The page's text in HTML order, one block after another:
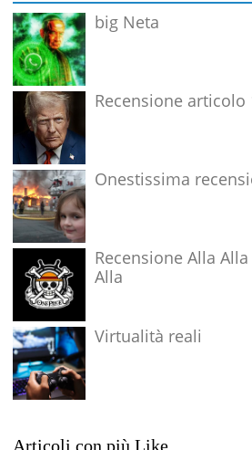
big Neta
Recensione articolo
Onestissima
Recensione Alla
Alla
Virtualità reali
Articoli con più Like